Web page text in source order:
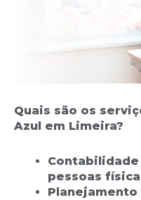
Quais são os
Azul em Limeira?
pessoas